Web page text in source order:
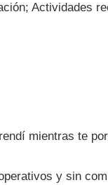
Actividades
mientras te
y sin